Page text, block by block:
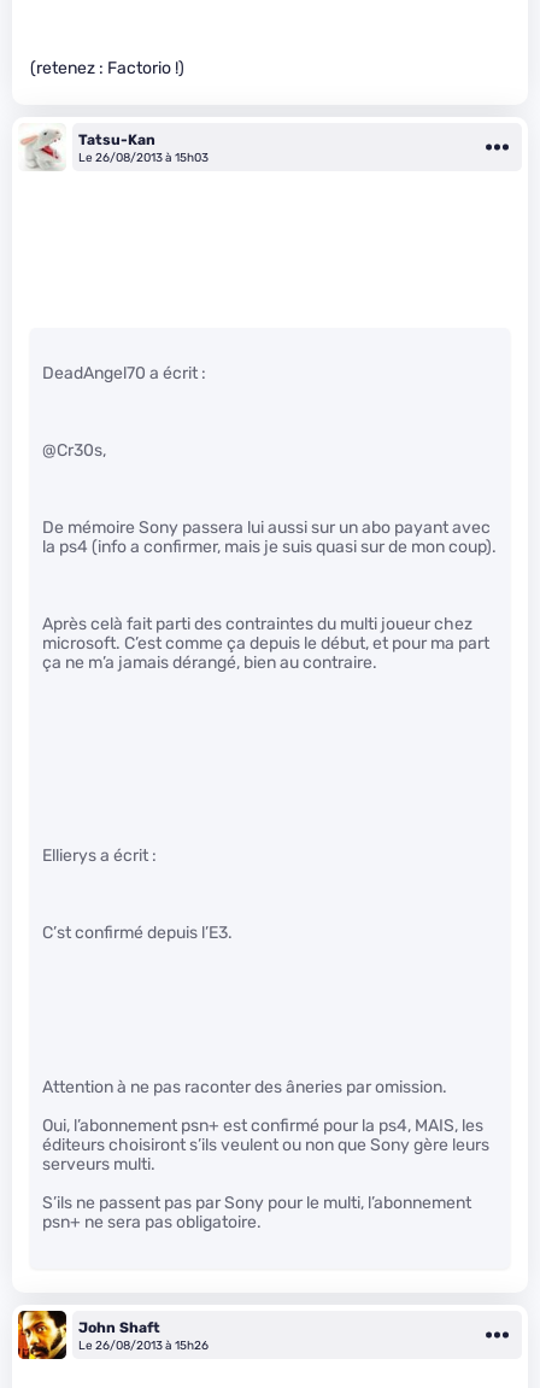
(retenez : Factorio !)
Tatsu-Kan
Le 26/08/2013 à 15h03
DeadAngel70 a écrit :
@Cr30s,
De mémoire Sony passera lui aussi sur un abo payant avec
la ps4 (info a confirmer, mais je suis quasi sur de mon coup).
Après celà fait parti des contraintes du multi joueur chez
microsoft. C’est comme ça depuis le début, et pour ma part
ça ne m’a jamais dérangé, bien au contraire.
Ellierys a écrit :
C’st confirmé depuis l’E3.
Attention à ne pas raconter des âneries par omission.
Oui, l’abonnement psn+ est confirmé pour la ps4, MAIS, les
éditeurs choisiront s’ils veulent ou non que Sony gère leurs
serveurs multi.
S’ils ne passent pas par Sony pour le multi, l’abonnement
psn+ ne sera pas obligatoire.
John Shaft
Le 26/08/2013 à 15h26